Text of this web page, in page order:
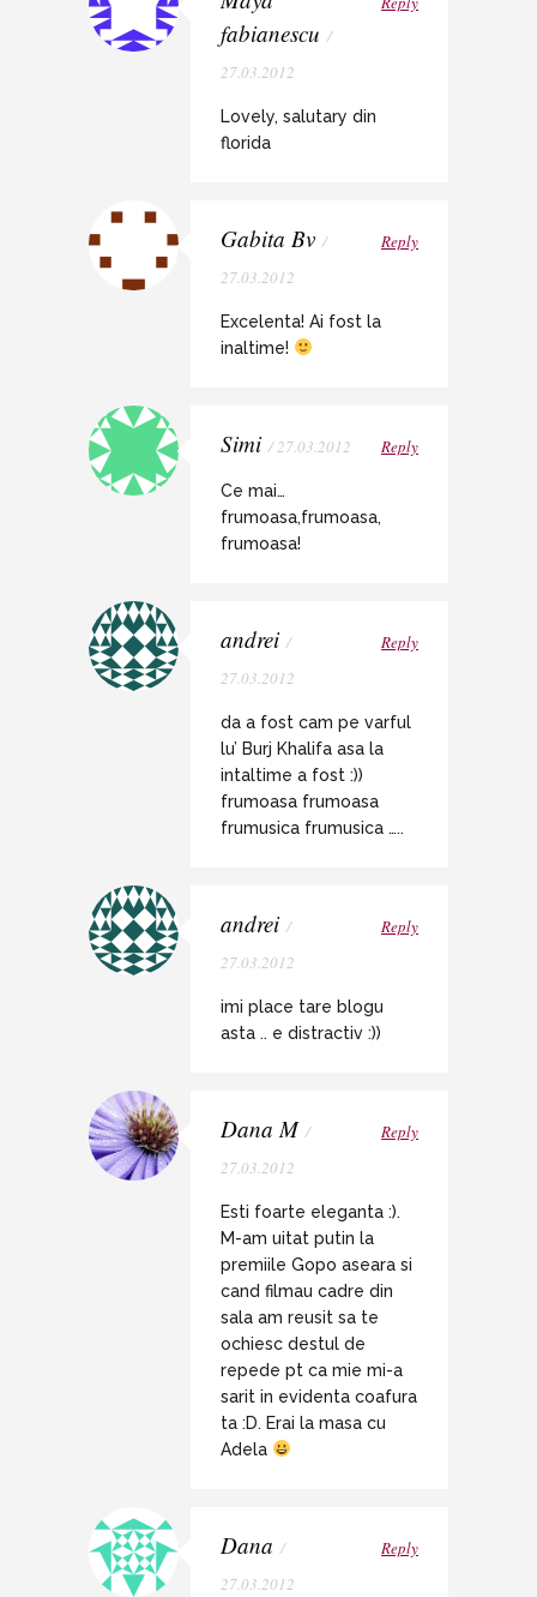
fabianescu /
27.03.2012
Lovely, salutary din
florida
Gabita Bv /
27.03.2012
Reply
Excelenta! Ai fost la
inaltime!
Simi / 27.03.2012 Reply
Ce mai…
frumoasa,frumoasa,
frumoasa!
andrei /
27.03.2012
Reply
da a fost cam pe varful
lu’ Burj Khalifa asa la
intaltime a fost :))
frumoasa frumoasa
frumusica frumusica …..
andrei /
27.03.2012
Reply
imi place tare blogu
asta .. e distractiv :))
Dana M /
27.03.2012
Reply
Esti foarte eleganta :).
M-am uitat putin la
premiile Gopo aseara si
cand filmau cadre din
sala am reusit sa te
ochiesc destul de
repede pt ca mie mi-a
sarit in evidenta coafura
ta :D. Erai la masa cu
Adela
Dana /
27.03.2012
Reply